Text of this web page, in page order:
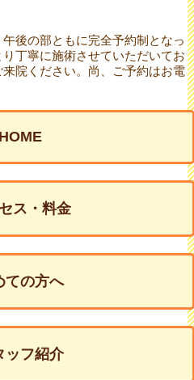
後の部ともに完全予約制となっ
丁寧に施術させていただいてお
院ください。尚、ご予約はお電
HOME
ス・料金
ての方へ
ッフ紹介